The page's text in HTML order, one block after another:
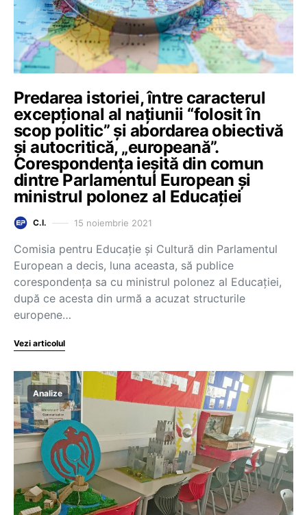
Predarea istoriei, între caracterul
excepțional al națiunii “folosit în
scop politic” și abordarea obiectivă
și autocritică, „europeană”.
Corespondența ieșită din comun
dintre Parlamentul European și
ministrul polonez al Educației
C.I. 15 noiembrie 2021
Comisia pentru Educație și Cultură din Parlamentul
European a decis, luna aceasta, să publice
corespondența sa cu ministrul polonez al Educației,
după ce acesta din urmă a acuzat structurile
europene…
Vezi articolul
Analize